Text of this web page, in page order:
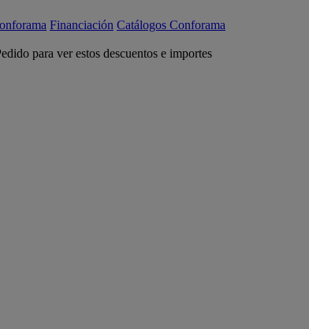
Financiación Catálogos Conforama
para ver estos descuentos e importes